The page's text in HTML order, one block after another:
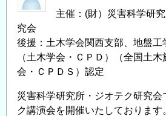
主催：(財）災害科学研
究会
後援：土木学会関西支部、地盤工
（土木学会・ＣＰＤ）（全国土
会・ＣＰＤＳ）認定
災害科学研究所・ジオテク研究会
ク講演会を開催いたしております